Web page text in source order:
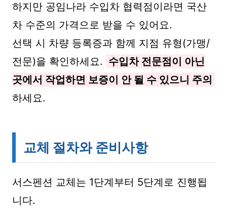
하지만 공임나라 수입차 협력점이라면 국산
차 수준의 가격으로 받을 수 있어요.
선택 시 차량 등록증과 함께 지점 유형(가맹/
전문)을 확인하세요. 수입차 전문점이 아닌
곳에서 작업하면 보증이 안 될 수 있으니 주의
하세요.
교체 절차와 준비사항
서스펜션 교체는 1단계부터 5단계로 진행됩
니다.